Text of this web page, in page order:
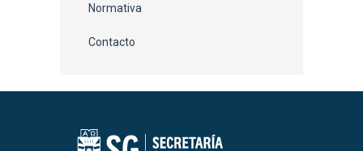
Normativa
Contacto